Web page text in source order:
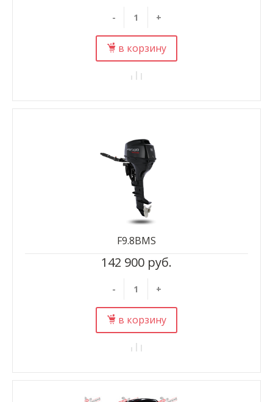
- +
в корзину
142 900 руб.
- +
в корзину
F9.8BMS